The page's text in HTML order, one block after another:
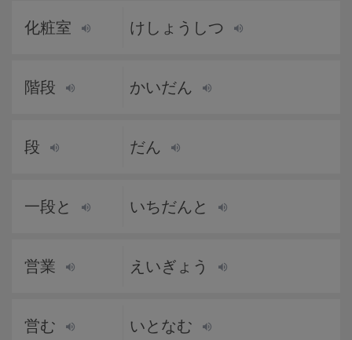
化粧室 けしょうしつ
階段 かいだん
段 だん
一段と いちだんと
営業 えいぎょう
営む いとなむ